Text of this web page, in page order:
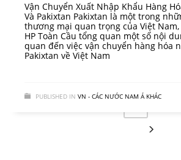
Vận Chuyển Xuất Nhập Khẩu Hàng
Và Pakixtan Pakixtan là một trong
thương mại quan trọng của Việt
HP Toàn Cầu tổng quan một số nội
quan đến việc vận chuyển hàng hóa
Pakixtan về Việt Nam
PUBLISHED IN VN - CÁC NƯỚC NAM Á KHÁC
1 2